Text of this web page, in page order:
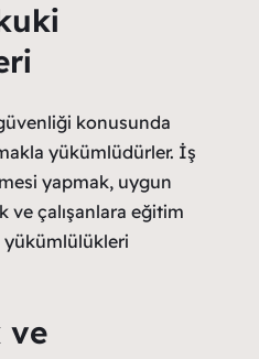
konusunda
yükümlüdürler. İş
yapmak, uygun
ve çalışanlara eğitim
yükümlülükleri
ve